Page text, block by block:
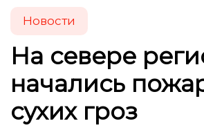
Новости
На севере
начались
сухих гроз